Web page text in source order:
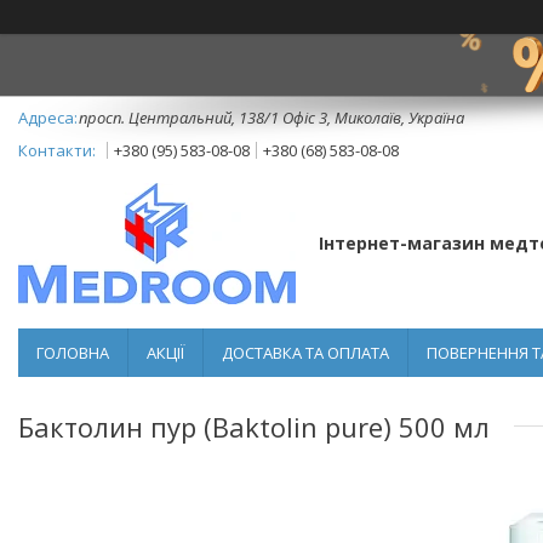
просп. Центральний, 138/1 Офіс 3, Миколаїв, Україна
+380 (95) 583-08-08
+380 (68) 583-08-08
Інтернет-магазин
ГОЛОВНА АКЦІЇ ДОСТАВКА ТА ОПЛАТА ПОВЕРНЕННЯ
Бактолин пур (Baktolin pure) 500 мл